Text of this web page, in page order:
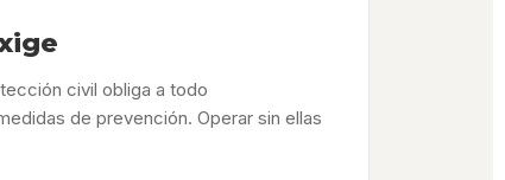
civil obliga a todo
de prevención. Operar sin ellas